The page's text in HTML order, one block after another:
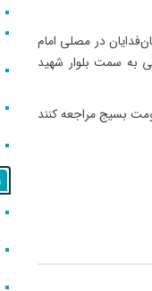
۹ اردیبهشت‌ماه از ساعت ۱۵ با اجتماع جان‌فدایان در مصلی امام
به سمت بلوار شهید
بسیج مراجعه کنند